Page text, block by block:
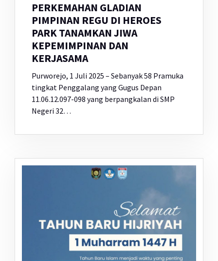
PERKEMAHAN GLADIAN
PIMPINAN REGU DI HEROES
PARK TANAMKAN JIWA
KEPEMIMPINAN DAN
KERJASAMA
Purworejo, 1 Juli 2025 – Sebanyak 58 Pramuka
tingkat Penggalang yang Gugus Depan
11.06.12.097-098 yang berpangkalan di SMP
Negeri 32…